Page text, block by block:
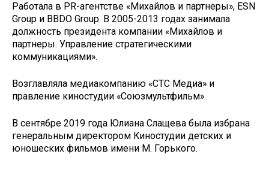
Работала в PR-агентстве «Михайлов и партнеры», ESN
Group и BBDO Group. В 2005-2013 годах занимала
должность президента компании «Михайлов и
партнеры. Управление стратегическими
коммуникациями».
Возглавляла медиакомпанию «СТС Медиа» и
правление киностудии «Союзмультфильм».
В сентябре 2019 года Юлиана Слащева была избрана
генеральным директором Киностудии детских и
юношеских фильмов имени М. Горького.